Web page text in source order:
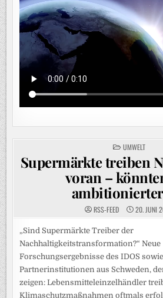
POSTED
IN
UMWELT
Supermärkte treiben
voran –
RSS-FEED 20. JUNI
„Sind Supermärkte Treiber der
Nachhaltigkeitstransformation?“ Neue
Forschungsergebnisse des IDOS
Partnerinstitutionen aus Schweden,
zeigen: Lebensmitteleinzelhändler
Klimaschutzmaßnahmen oftmals